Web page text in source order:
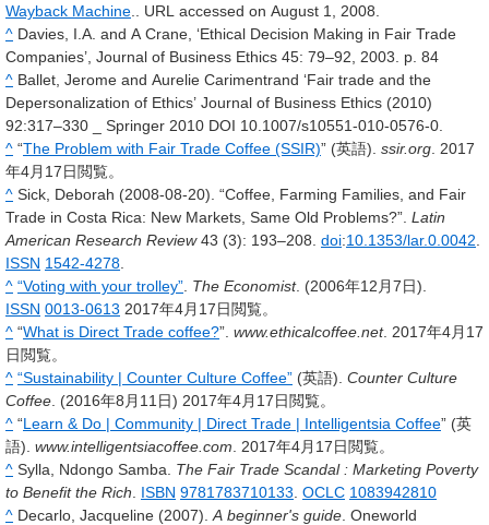
Wayback Machine .. URL accessed on August 1, 2008.
^ Davies, I.A. and A Crane, ‘Ethical Decision Making in Fair Trade
Companies’, Journal of Business Ethics 45: 79–92, 2003. p. 84
^ Ballet, Jerome and Aurelie Carimentrand ‘Fair trade and the
Depersonalization of Ethics’ Journal of Business Ethics (2010)
92:317–330 _ Springer 2010 DOI 10.1007/s10551-010-0576-0.
^ “The Problem with Fair Trade Coffee (SSIR)” (英語). ssir.org . 2017
年4月17日閲覧。
^ Sick, Deborah (2008-08-20). “Coffee, Farming Families, and Fair
Trade in Costa Rica: New Markets, Same Old Problems?”. Latin
American Research Review 43 (3): 193–208. doi:10.1353/lar.0.0042
ISSN 1542-4278
^ “Voting with your trolley” The Economist. (2006年12月7日).
ISSN 0013-0613 2017年4月17日閲覧。
^ “What is Direct Trade coffee?”. www.ethicalcoffee.net. 2017年4月17
日閲覧。
^ “Sustainability | Counter Culture Coffee” (英語). Counter Culture
Coffee . (2016年8月11日) 2017年4月17日閲覧。
^ “Learn & Do | Community | Direct Trade | Intelligentsia Coffee” (英
語). www.intelligentsiacoffee.com . 2017年4月17日閲覧。
^ Sylla, Ndongo Samba. The Fair Trade Scandal : Marketing Poverty
to Benefit the Rich
ISBN 9781783710133 OCLC 1083942810
^ Decarlo, Jacqueline (2007). A beginner's guide . Oneworld